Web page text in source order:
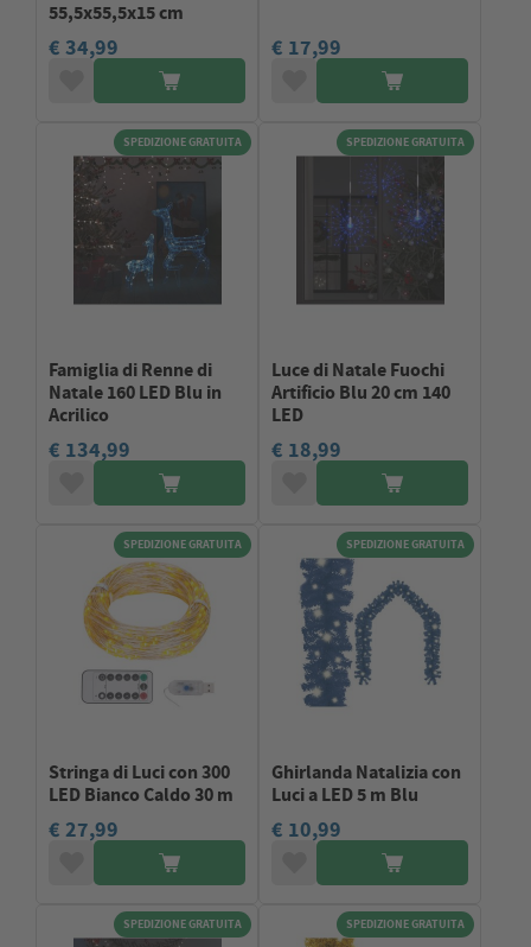
55,5x55,5x15 cm
€ 34,99 € 17,99
SPEDIZIONE GRATUITA
Famiglia di Renne di
Natale 160 LED Blu in
Acrilico
€ 134,99
SPEDIZIONE GRATUITA
Luce di Natale Fuochi
Artificio Blu 20 cm 140
LED
€ 18,99
SPEDIZIONE GRATUITA
Stringa di Luci con 300
LED Bianco Caldo 30 m
€ 27,99
SPEDIZIONE GRATUITA
Ghirlanda Natalizia con
Luci a LED 5 m Blu
€ 10,99
SPEDIZIONE GRATUITA SPEDIZIONE GRATUITA